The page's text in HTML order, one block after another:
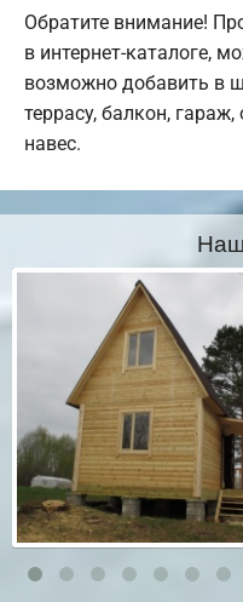
Обратите внимание!
в интернет-каталоге,
возможно добавить в
террасу, балкон,
навес.